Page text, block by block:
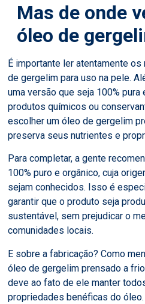
Mas de onde
óleo de
É importante ler atentamente
de gergelim para uso na pele.
uma versão que seja 100%
produtos químicos ou
escolher um óleo de gergelim
preserva seus nutrientes e
Para completar, a gente
100% puro e orgânico, cuja
sejam conhecidos. Isso é
garantir que o produto seja
sustentável, sem prejudicar o
comunidades locais.
E sobre a fabricação? Como
óleo de gergelim prensado a
deve ao fato de ele manter
propriedades benéficas do